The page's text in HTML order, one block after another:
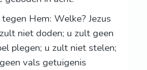
Hem: Welke? Jezus
niet doden; u zult geen
plegen; u zult niet stelen;
vals getuigenis